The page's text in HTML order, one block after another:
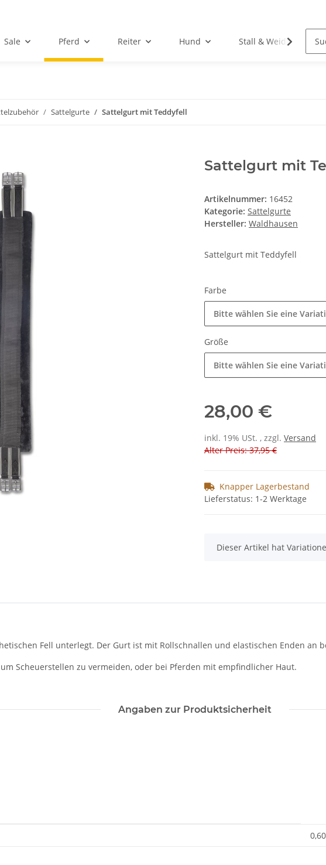
Sale Pferd Reiter Hund Stall & Weide
Sattelgurte Sattelgurt mit Teddyfell
Sattelgurt mit
Artikelnummer: 16452
Kategorie: Sattelgurte
Hersteller: Waldhausen
Sattelgurt mit Teddyfell
Farbe
Bitte wählen Sie eine
Größe
Bitte wählen Sie eine
28,00 €
inkl. 19% USt. , zzgl. Versand
Alter Preis: 37,95 €
Knapper Lagerbestand
Lieferstatus: 1-2 Werktage
x
Dieser Artikel hat
Fell unterlegt. Der Gurt ist mit Rollschnallen und elastischen Enden an
Scheuerstellen zu vermeiden, oder bei Pferden mit empfindlicher Haut.
Angaben zur Produktsicherheit
0,60